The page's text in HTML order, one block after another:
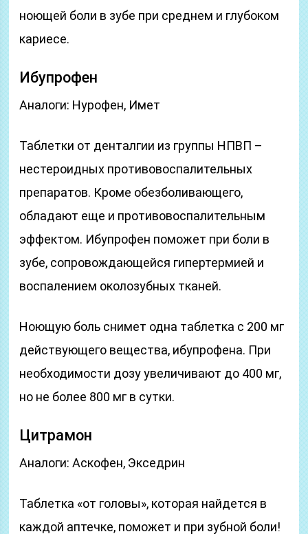
ноющей боли в зубе при среднем и глубоком
кариесе.
Ибупрофен
Аналоги: Нурофен, Имет
Таблетки от денталгии из группы НПВП –
нестероидных противовоспалительных
препаратов. Кроме обезболивающего,
обладают еще и противовоспалительным
эффектом. Ибупрофен поможет при боли в
зубе, сопровождающейся гипертермией и
воспалением околозубных тканей.
Ноющую боль снимет одна таблетка с 200 мг
действующего вещества, ибупрофена. При
необходимости дозу увеличивают до 400 мг,
но не более 800 мг в сутки.
Цитрамон
Аналоги: Аскофен, Экседрин
Таблетка «от головы», которая найдется в
каждой аптечке, поможет и при зубной боли!